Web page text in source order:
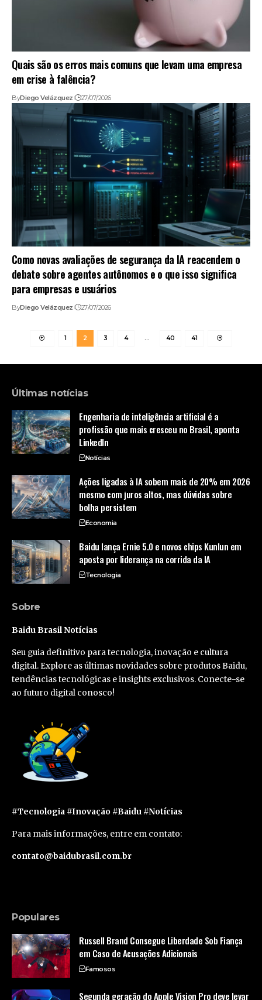
Quais são os erros mais comuns que levam uma empresa
em crise à falência?
ByDiego Velázquez 27/07/2026
Como novas avaliações de segurança da IA reacendem o
debate sobre agentes autônomos e o que isso significa
para empresas e usuários
ByDiego Velázquez 27/07/2026
1 2 3 4 … 40 41
Últimas notícias
Engenharia de inteligência artificial é a
profissão que mais cresceu no Brasil, aponta
LinkedIn
Notícias
Ações ligadas à IA sobem mais de 20% em 2026
mesmo com juros altos, mas dúvidas sobre
bolha persistem
Economia
Baidu lança Ernie 5.0 e novos chips Kunlun em
aposta por liderança na corrida da IA
Tecnologia
Sobre
Baidu Brasil Notícias
Seu guia definitivo para tecnologia, inovação e cultura
digital. Explore as últimas novidades sobre produtos Baidu,
tendências tecnológicas e insights exclusivos. Conecte-se
ao futuro digital conosco!
#Tecnologia #Inovação #Baidu #Notícias
Para mais informações, entre em contato:
contato@baidubrasil.com.br
Populares
Russell Brand Consegue Liberdade Sob Fiança
em Caso de Acusações Adicionais
Famosos
Segunda geração do Apple Vision Pro deve levar